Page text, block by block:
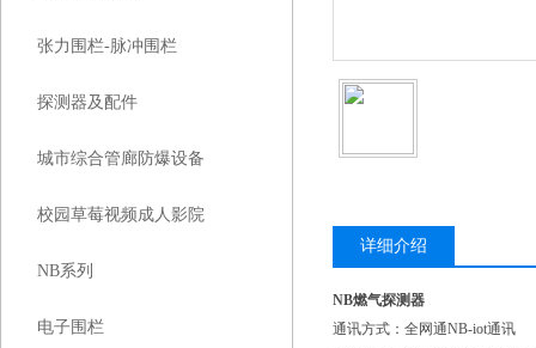
张力围栏-脉冲围栏
探测器及配件
城市综合管廊防爆设备
校园草莓视频成人影院
NB系列
电子围栏
详细介绍
NB燃气探测器
通讯方式：全网通NB-iot通讯